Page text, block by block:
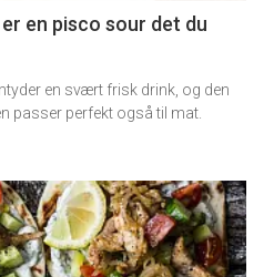
en pisco sour det du
en svært frisk drink, og den
passer perfekt også til mat.